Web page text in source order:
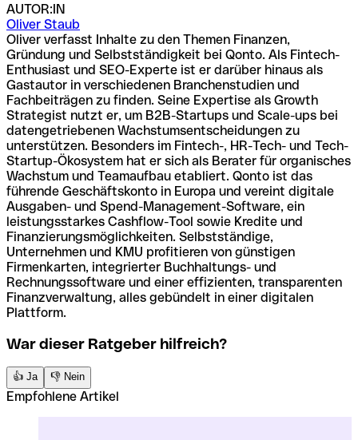
AUTOR:IN
Oliver Staub
Oliver verfasst Inhalte zu den Themen Finanzen,
Gründung und Selbstständigkeit bei Qonto. Als Fintech-
Enthusiast und SEO-Experte ist er darüber hinaus als
Gastautor in verschiedenen Branchenstudien und
Fachbeiträgen zu finden. Seine Expertise als Growth
Strategist nutzt er, um B2B-Startups und Scale-ups bei
datengetriebenen Wachstumsentscheidungen zu
unterstützen. Besonders im Fintech-, HR-Tech- und Tech-
Startup-Ökosystem hat er sich als Berater für organisches
Wachstum und Teamaufbau etabliert. Qonto ist das
führende Geschäftskonto in Europa und vereint digitale
Ausgaben- und Spend-Management-Software, ein
leistungsstarkes Cashflow-Tool sowie Kredite und
Finanzierungsmöglichkeiten. Selbstständige,
Unternehmen und KMU profitieren von günstigen
Firmenkarten, integrierter Buchhaltungs- und
Rechnungssoftware und einer effizienten, transparenten
Finanzverwaltung, alles gebündelt in einer digitalen
Plattform.
War dieser Ratgeber hilfreich?
👍 Ja 👎 Nein
Empfohlene Artikel